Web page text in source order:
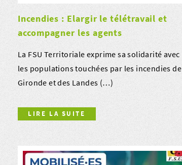
Incendies : Elargir le télétravail et
accompagner les agents
La FSU Territoriale exprime sa solidarité avec
les populations touchées par les incendies de
Gironde et des Landes (…)
LIRE LA SUITE